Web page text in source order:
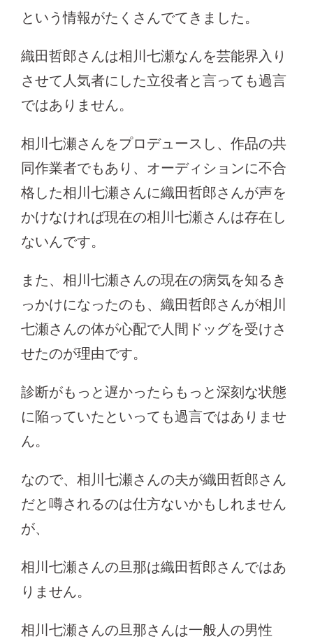
という情報がたくさんでてきました。
織田哲郎さんは相川七瀬なんを芸能界入り
させて人気者にした立役者と言っても過言
ではありません。
相川七瀬さんをプロデュースし、作品の共
同作業者でもあり、オーディションに不合
格した相川七瀬さんに織田哲郎さんが声を
かけなければ現在の相川七瀬さんは存在し
ないんです。
また、相川七瀬さんの現在の病気を知るき
っかけになったのも、織田哲郎さんが相川
七瀬さんの体が心配で人間ドッグを受けさ
せたのが理由です。
診断がもっと遅かったらもっと深刻な状態
に陥っていたといっても過言ではありませ
ん。
なので、相川七瀬さんの夫が織田哲郎さん
だと噂されるのは仕方ないかもしれません
が、
相川七瀬さんの旦那は織田哲郎さんではあ
りません。
相川七瀬さんの旦那さんは一般人の男性